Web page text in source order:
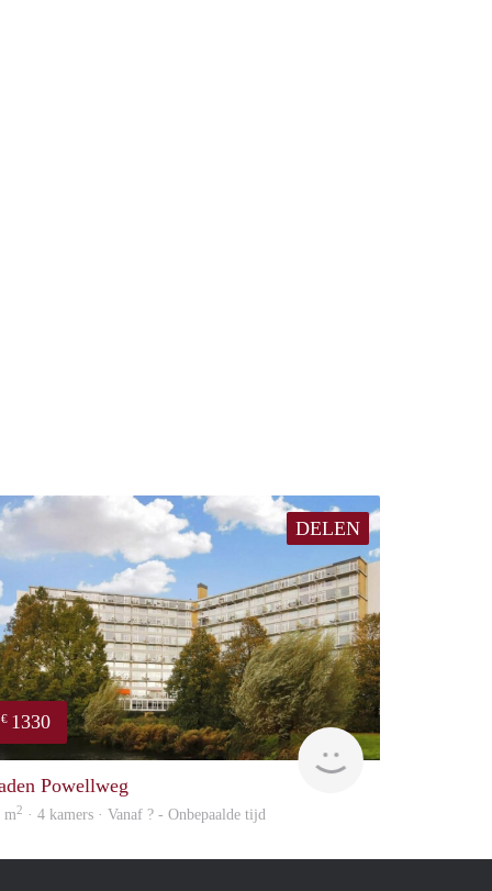
DELEN
€ 1330
Woning
Powellweg
m2 · 4 kamers · Vanaf ? - Onbepaalde tijd